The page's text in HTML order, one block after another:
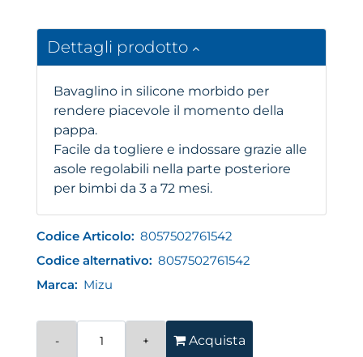
Dettagli prodotto
Bavaglino in silicone morbido per
rendere piacevole il momento della
pappa.
Facile da togliere e indossare grazie alle
asole regolabili nella parte posteriore
per bimbi da 3 a 72 mesi.
Codice Articolo: 8057502761542
Codice alternativo: 8057502761542
Marca: Mizu
Acquista